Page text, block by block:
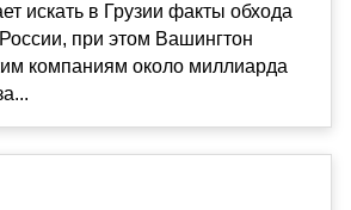
искать в Грузии факты обхода
при этом Вашингтон
компаниям около миллиарда